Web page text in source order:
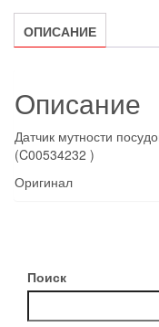
машины
Indesit
)
ОПИСАНИЕ
Описание
Датчик мутности
(C00534232 )
Оригинал
Поиск